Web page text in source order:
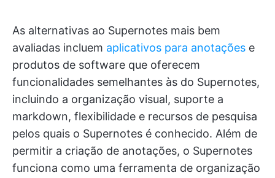
As alternativas ao Supernotes mais bem
avaliadas incluem aplicativos para anotações e
produtos de software que oferecem
funcionalidades semelhantes às do Supernotes,
incluindo a organização visual, suporte a
markdown, flexibilidade e recursos de pesquisa
pelos quais o Supernotes é conhecido. Além de
permitir a criação de anotações, o Supernotes
funciona como uma ferramenta de organização